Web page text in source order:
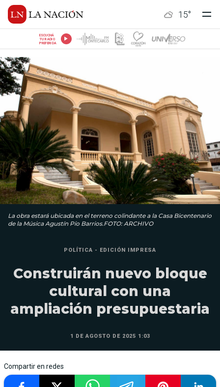
15°
ESCUCHÁ
TU RADIO
PREFERIDA
La obra estará ubicada en el terreno colindante a la Casa Bicentenario
de la Música Agustín Pío Barrios.FOTO: ARCHIVO
POLÍTICA - EDICIÓN IMPRESA
Construirán nuevo bloque
cultural con una
ampliación presupuestaria
1 DE AGOSTO DE 2025 1:03
Compartir en redes